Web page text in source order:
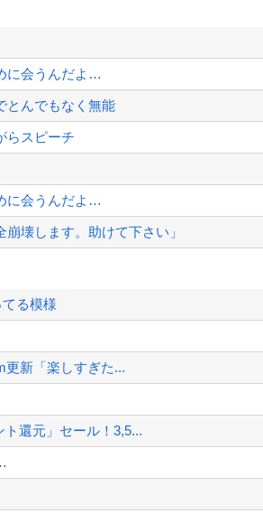
に会うんだよ…
とんでもなく無能
らスピーチ
に会うんだよ…
壊します。助けて下さい」
し2回戦に進出 杉...
始か 下流の工場地帯に...
ントになってる……」と衝撃...
が飛び交う。1週間ぶり...
可避へ
てる模様
更新「楽しすぎた...
ト還元」セール！3,5...